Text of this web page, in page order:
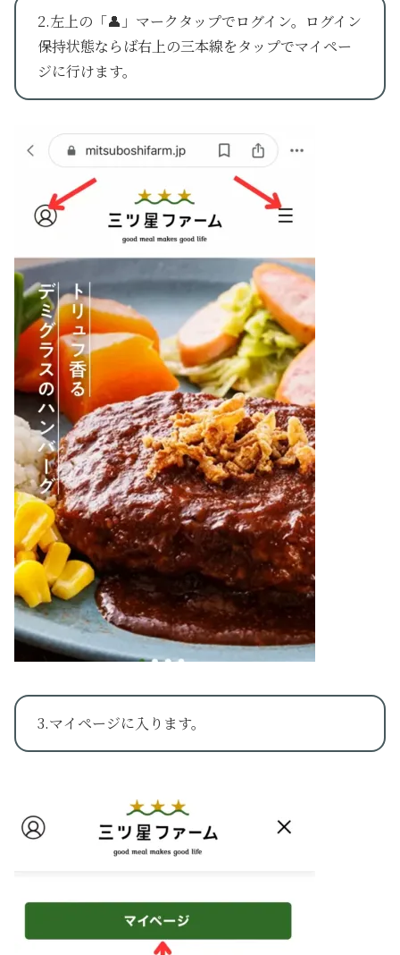
2.左上の「👤」マークタップでログイン。ログイン
保持状態ならば右上の三本線をタップでマイペー
ジに行けます。
3.マイページに入ります。